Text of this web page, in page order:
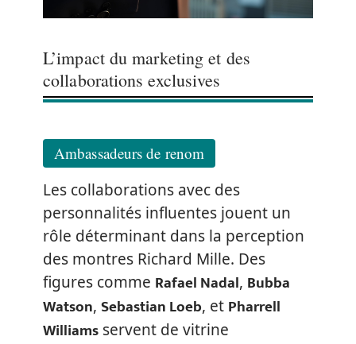
L’impact du marketing et des
collaborations exclusives
Ambassadeurs de renom
Les collaborations avec des
personnalités influentes jouent un
rôle déterminant dans la perception
des montres Richard Mille. Des
figures comme Rafael Nadal, Bubba
Watson, Sebastian Loeb, et Pharrell
Williams servent de vitrine